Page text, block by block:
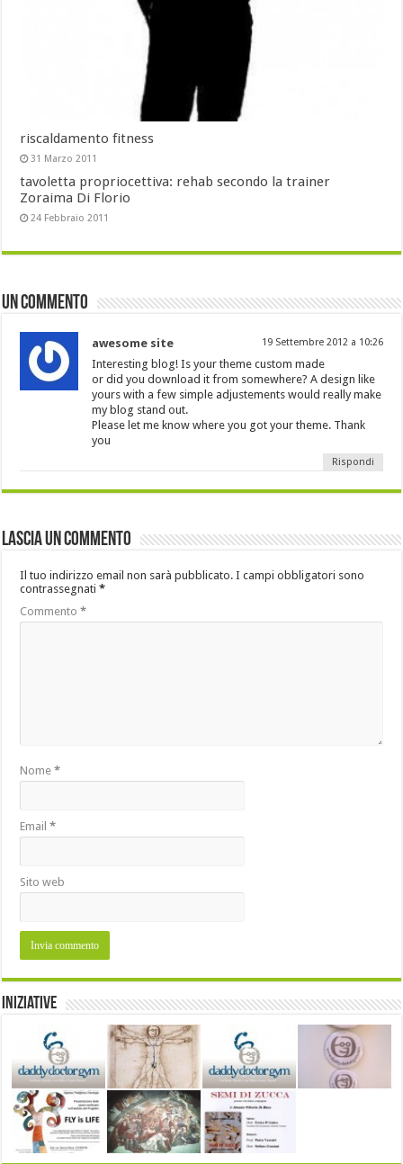
riscaldamento fitness
31 Marzo 2011
tavoletta propriocettiva: rehab secondo la trainer
Zoraima Di Florio
24 Febbraio 2011
Un commento
awesome site 19 Settembre 2012 a 10:26
Interesting blog! Is your theme custom made
or did you download it from somewhere? A design like
yours with a few simple adjustements would really make
my blog stand out.
Please let me know where you got your theme. Thank
you
Rispondi
Lascia un commento
Il tuo indirizzo email non sarà pubblicato. I campi obbligatori sono
contrassegnati*
Commento*
Nome*
Email*
Sito web
Iniziative